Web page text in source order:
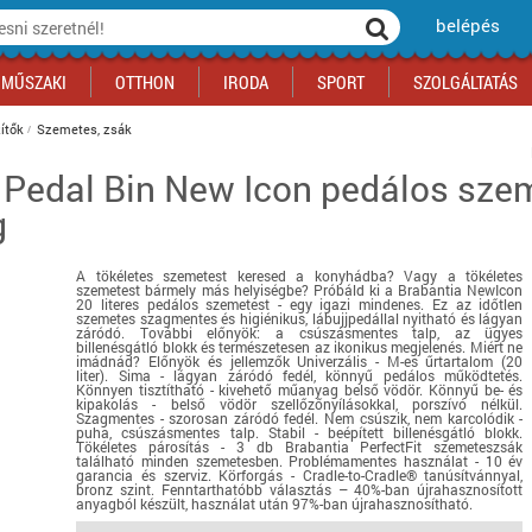
belépés
akciók
Sport akciók
Regisztrálj az oldalunkra INGYEN itt ››
Regisztrálj az oldalunkra INGYEN itt ››
MŰSZAKI
Regisztrálj az oldalunkra INGYEN itt ››
OTTHON
Építkezés
Szerszám, barkács, alkatrész
Háziállatok
Bébi
Gyógyászati segédeszköz
Biztonságtechnika
Autó
Ingatlan
Regisztrálj az oldalunkra INGYEN itt ››
IRODA
Regisztrálj az oldalunkra INGYEN itt ››
SPORT
gördeszka, roller
Fitneszközpont
Regisztrálj az oldalunkra INGYEN itt ››
SZOLGÁLTATÁS
parkolás
Regisztrálj az oldalunkra INGYEN itt ››
sütemények
ital
Regisztrálj az oldalunkra INGYEN itt ››
Szemetes, zsák
Bin New Icon pedálos
A tökéletes szemetest keresed a konyhádba? Vagy a tökéletes
szemetest bármely más helyiségbe? Próbáld ki a Brabantia NewIcon
20 literes pedálos szemetest - egy igazi mindenes. Ez az időtlen
szemetes szagmentes és higiénikus, lábujjpedállal nyitható és lágyan
záródó. További előnyök: a csúszásmentes talp, az ügyes
billenésgátló blokk és természetesen az ikonikus megjelenés. Miért ne
imádnád? Előnyök és jellemzők Univerzális - M-es űrtartalom (20
liter). Sima - lágyan záródó fedél, könnyű pedálos működtetés.
Könnyen tisztítható - kivehető műanyag belső vödör. Könnyű be- és
kipakolás - belső vödör szellőzőnyílásokkal, porszívó nélkül.
Szagmentes - szorosan záródó fedél. Nem csúszik, nem karcolódik -
puha, csúszásmentes talp. Stabil - beépített billenésgátló blokk.
Tökéletes párosítás - 3 db Brabantia PerfectFit szemeteszsák
található minden szemetesben. Problémamentes használat - 10 év
garancia és szerviz. Körforgás - Cradle-to-Cradle® tanúsítvánnyal,
bronz szint. Fenntarthatóbb választás – 40%-ban újrahasznosított
anyagból készült, használat után 97%-ban újrahasznosítható.